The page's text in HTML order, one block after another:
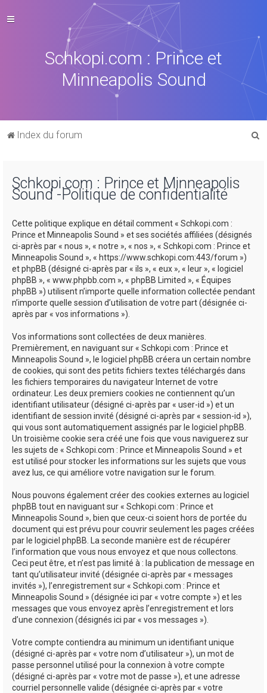
Schkopi.com : Prince et
Minneapolis Sound
Index du forum
Schkopi.com : Prince et Minneapolis
Sound -Politique de confidentialité
Cette politique explique en détail comment « Schkopi.com :
Prince et Minneapolis Sound » et ses sociétés affiliées (désignés
ci-après par « nous », « notre », « nos », « Schkopi.com : Prince et
Minneapolis Sound », « https://www.schkopi.com:443/forum »)
et phpBB (désigné ci-après par « ils », « eux », « leur », « logiciel
phpBB », « www.phpbb.com », « phpBB Limited », « Équipes
phpBB ») utilisent n’importe quelle information collectée pendant
n’importe quelle session d’utilisation de votre part (désignée ci-
après par « vos informations »).
Vos informations sont collectées de deux manières.
Premièrement, en naviguant sur « Schkopi.com : Prince et
Minneapolis Sound », le logiciel phpBB créera un certain nombre
de cookies, qui sont des petits fichiers textes téléchargés dans
les fichiers temporaires du navigateur Internet de votre
ordinateur. Les deux premiers cookies ne contiennent qu’un
identifiant utilisateur (désigné ci-après par « user-id ») et un
identifiant de session invité (désigné ci-après par « session-id »),
qui vous sont automatiquement assignés par le logiciel phpBB.
Un troisième cookie sera créé une fois que vous naviguerez sur
les sujets de « Schkopi.com : Prince et Minneapolis Sound » et
est utilisé pour stocker les informations sur les sujets que vous
avez lus, ce qui améliore votre navigation sur le forum.
Nous pouvons également créer des cookies externes au logiciel
phpBB tout en naviguant sur « Schkopi.com : Prince et
Minneapolis Sound », bien que ceux-ci soient hors de portée du
document qui est prévu pour couvrir seulement les pages créées
par le logiciel phpBB. La seconde manière est de récupérer
l’information que vous nous envoyez et que nous collectons.
Ceci peut être, et n’est pas limité à : la publication de message en
tant qu’utilisateur invité (désignée ci-après par « messages
invités »), l’enregistrement sur « Schkopi.com : Prince et
Minneapolis Sound » (désignée ici par « votre compte ») et les
messages que vous envoyez après l’enregistrement et lors
d’une connexion (désignés ici par « vos messages »).
Votre compte contiendra au minimum un identifiant unique
(désigné ci-après par « votre nom d’utilisateur »), un mot de
passe personnel utilisé pour la connexion à votre compte
(désigné ci-après par « votre mot de passe »), et une adresse
courriel personnelle valide (désignée ci-après par « votre